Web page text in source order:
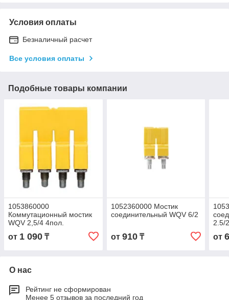
Условия оплаты
Безналичный расчет
Все условия оплаты
Подобные товары компании
1053860000
Коммутационный мостик
WQV 2,5/4 4пол.
от 1 090 ₸
1052360000 Мостик
соединительный WQV 6/2
от 910₸
2.5/
от
О нас
Рейтинг не сформирован
Менее 5 отзывов за последний год